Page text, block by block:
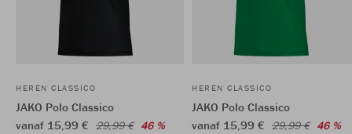
HEREN CLASSICO
JAKO Polo Classico
vanaf 15,99 € 29,99 € 46 %
HEREN CLASSICO
JAKO Polo Classico
vanaf 15,99 € 29,99 € 46 %